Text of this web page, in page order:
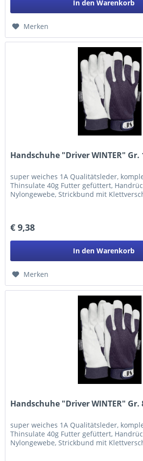
In den Warenkorb
Merken
Handschuhe "Driver WINTER" Gr.
super weiches 1A Qualitätsleder,
Thinsulate 40g Futter gefüttert,
Nylongewebe, Strickbund mit
€ 9,38
In den Warenkorb
Merken
Handschuhe "Driver WINTER" Gr.
super weiches 1A Qualitätsleder,
Thinsulate 40g Futter gefüttert,
Nylongewebe, Strickbund mit